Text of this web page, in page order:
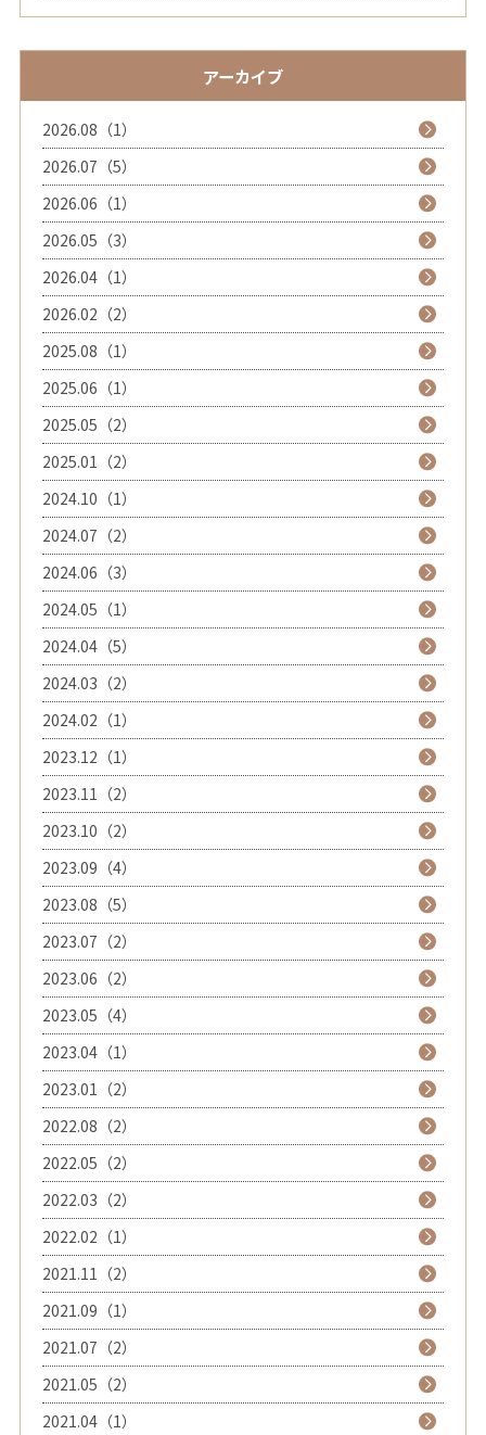
アーカイブ
2026.08（1）
2026.07（5）
2026.06（1）
2026.05（3）
2026.04（1）
2026.02（2）
2025.08（1）
2025.06（1）
2025.05（2）
2025.01（2）
2024.10（1）
2024.07（2）
2024.06（3）
2024.05（1）
2024.04（5）
2024.03（2）
2024.02（1）
2023.12（1）
2023.11（2）
2023.10（2）
2023.09（4）
2023.08（5）
2023.07（2）
2023.06（2）
2023.05（4）
2023.04（1）
2023.01（2）
2022.08（2）
2022.05（2）
2022.03（2）
2022.02（1）
2021.11（2）
2021.09（1）
2021.07（2）
2021.05（2）
2021.04（1）